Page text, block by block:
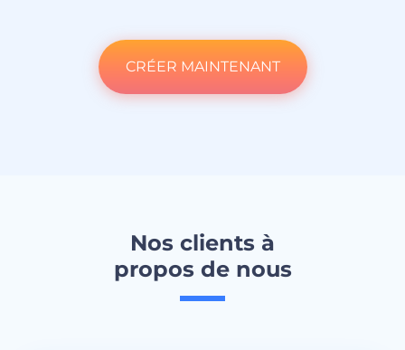
CRÉER MAINTENANT
Nos clients à
propos de nous